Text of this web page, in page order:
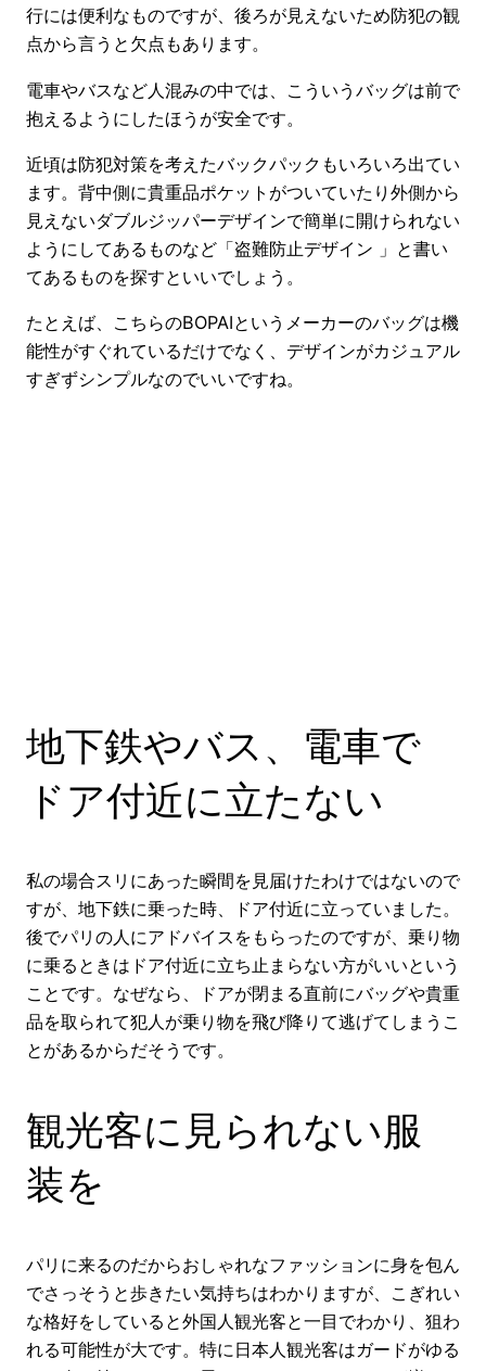
行には便利なものですが、後ろが見えないため防犯の観
点から言うと欠点もあります。
電車やバスなど人混みの中では、こういうバッグは前で
抱えるようにしたほうが安全です。
近頃は防犯対策を考えたバックパックもいろいろ出てい
ます。背中側に貴重品ポケットがついていたり外側から
見えないダブルジッパーデザインで簡単に開けられない
ようにしてあるものなど「盗難防止デザイン 」と書い
てあるものを探すといいでしょう。
たとえば、こちらのBOPAIというメーカーのバッグは機
能性がすぐれているだけでなく、デザインがカジュアル
すぎずシンプルなのでいいですね。
地下鉄やバス、電車で
ドア付近に立たない
私の場合スリにあった瞬間を見届けたわけではないので
すが、地下鉄に乗った時、ドア付近に立っていました。
後でパリの人にアドバイスをもらったのですが、乗り物
に乗るときはドア付近に立ち止まらない方がいいという
ことです。なぜなら、ドアが閉まる直前にバッグや貴重
品を取られて犯人が乗り物を飛び降りて逃げてしまうこ
とがあるからだそうです。
観光客に見られない服
装を
パリに来るのだからおしゃれなファッションに身を包ん
でさっそうと歩きたい気持ちはわかりますが、こぎれい
な格好をしていると外国人観光客と一目でわかり、狙わ
れる可能性が大です。特に日本人観光客はガードがゆる